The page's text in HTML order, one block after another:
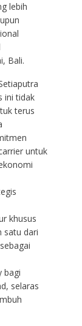
lebih
Bali.
ini tidak
terus
untuk
khusus
satu dari
bagi
selaras